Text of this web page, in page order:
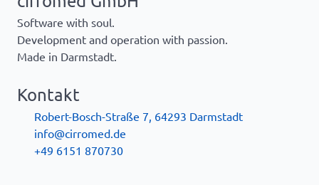
Software with soul.
Development and operation with passion.
Made in Darmstadt.
Kontakt
Robert-Bosch-Straße 7, 64293 Darmstadt
info@cirromed.de
+49 6151 870730